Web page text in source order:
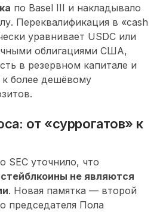
по Basel III и накладывало
Переквалификация в
cash
уравнивает USDC или
облигациями США,
в резервном капитале и
более дешёвому
от «суррогатов» к
SEC уточнило, что
не являются
. Новая памятка — второй
председателя Пола